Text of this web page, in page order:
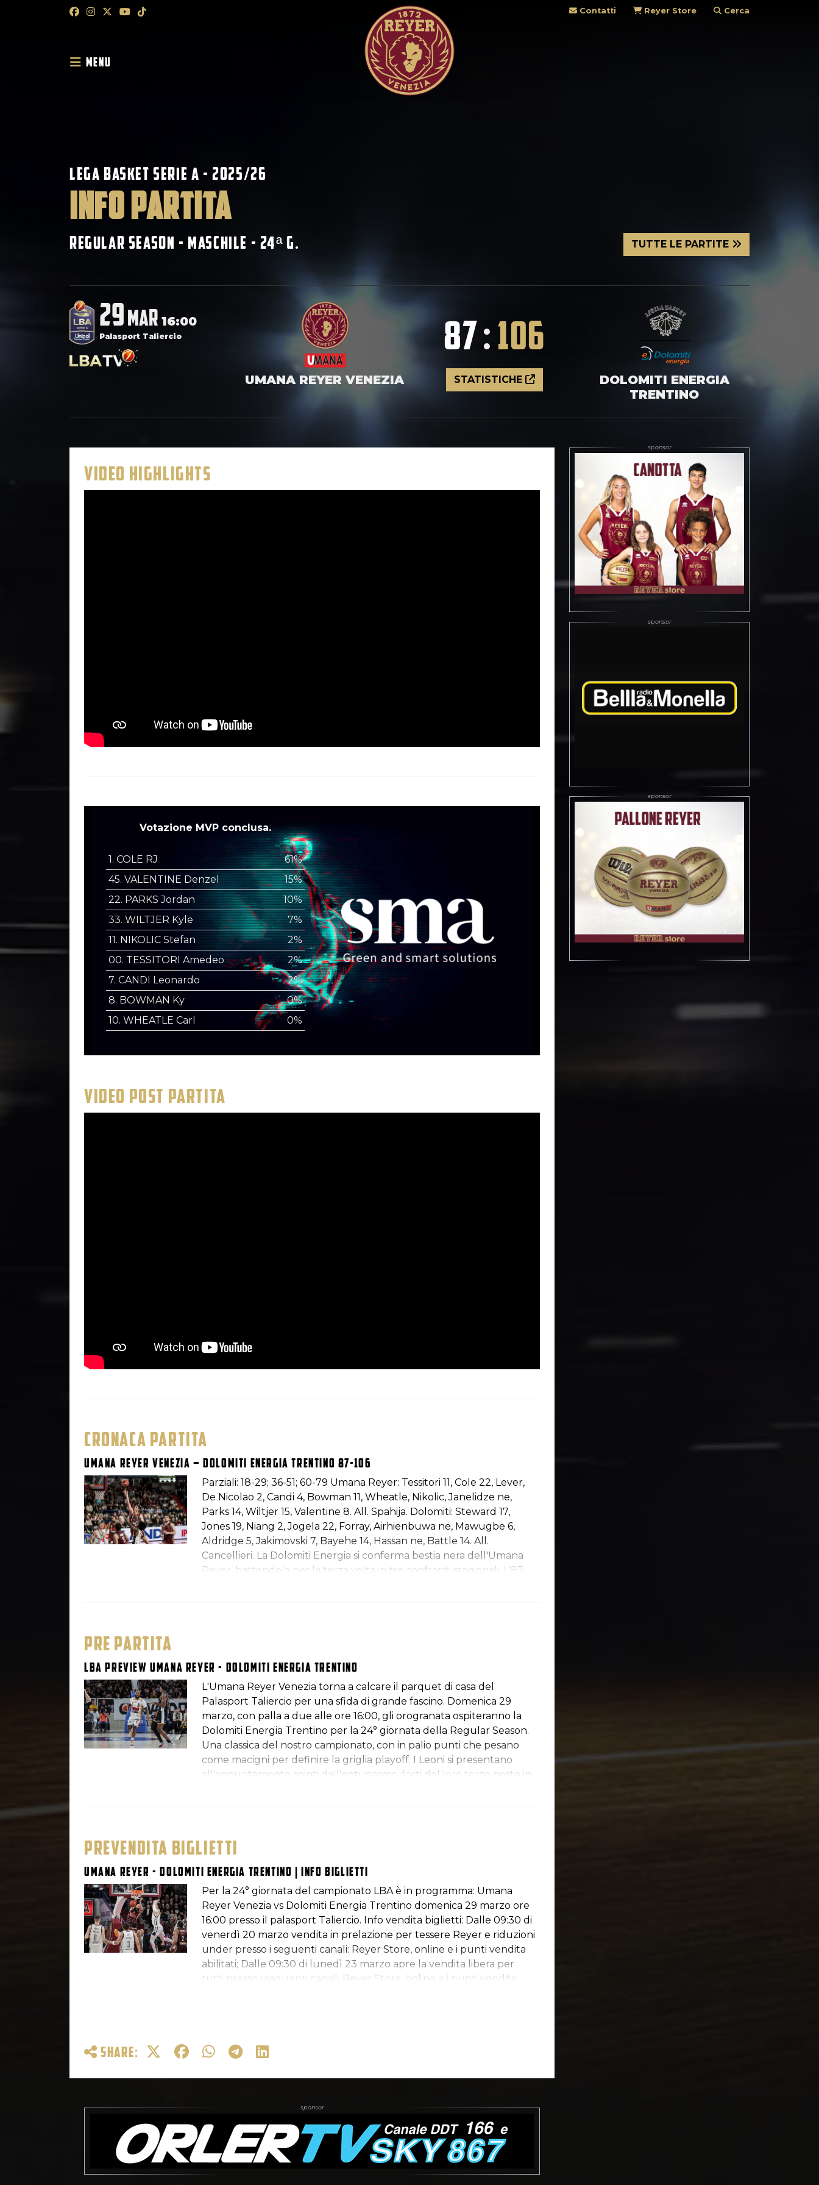
MENU
Contatti Reyer Store Cerca
Lega Basket Serie A - 2025/26
INFO PARTITA
Regular Season - Maschile - 24ªG. TUTTE LE PARTITE
29mar 16:00
Palasport Taliercio
UMANA REYER VENEZIA
87:106
STATISTICHE
DOLOMITI ENERGIA
TRENTINO
VIDEO HIGHLIGHTS
Votazione MVP conclusa.
1. COLE RJ
61%
45. VALENTINE Denzel
15%
22. PARKS Jordan
10%
33. WILTJER Kyle
7%
11. NIKOLIC Stefan
2%
00. TESSITORI Amedeo
2%
7. CANDI Leonardo
2%
8. BOWMAN Ky
0%
10. WHEATLE Carl
0%
VIDEO POST PARTITA
CRONACA PARTITA
Umana Reyer Venezia – Dolomiti Energia Trentino 87-106
Parziali: 18-29; 36-51; 60-79 Umana Reyer: Tessitori 11, Cole 22, Lever,
De Nicolao 2, Candi 4, Bowman 11, Wheatle, Nikolic, Janelidze ne,
Parks 14, Wiltjer 15, Valentine 8. All. Spahija. Dolomiti: Steward 17,
Jones 19, Niang 2, Jogela 22, Forray, Airhienbuwa ne, Mawugbe 6,
Aldridge 5, Jakimovski 7, Bayehe 14, Hassan ne, Battle 14. All.
Cancellieri. La Dolomiti Energia si conferma bestia nera dell'Umana
Reyer, battendola per la terza volta in tre confronti stagionali. L'87-
PRE PARTITA
LBA Preview Umana Reyer - Dolomiti Energia Trentino
L'Umana Reyer Venezia torna a calcare il parquet di casa del
Palasport Taliercio per una sfida di grande fascino. Domenica 29
marzo, con palla a due alle ore 16:00, gli orogranata ospiteranno la
Dolomiti Energia Trentino per la 24° giornata della Regular Season.
Una classica del nostro campionato, con in palio punti che pesano
come macigni per definire la griglia playoff. I Leoni si presentano
all'appuntamento spinti dall'entusiasmo: forti del loro terzo posto in
PREVENDITA BIGLIETTI
Umana Reyer - Dolomiti Energia Trentino | Info biglietti
Per la 24° giornata del campionato LBA è in programma: Umana
Reyer Venezia vs Dolomiti Energia Trentino domenica 29 marzo ore
16:00 presso il palasport Taliercio. Info vendita biglietti: Dalle 09:30 di
venerdì 20 marzo vendita in prelazione per tessere Reyer e riduzioni
under presso i seguenti canali: Reyer Store, online e i punti vendita
abilitati; Dalle 09:30 di lunedì 23 marzo apre la vendita libera per
tutti presso i seguenti canali: Reyer Store, online e i punti vendita
SHARE: